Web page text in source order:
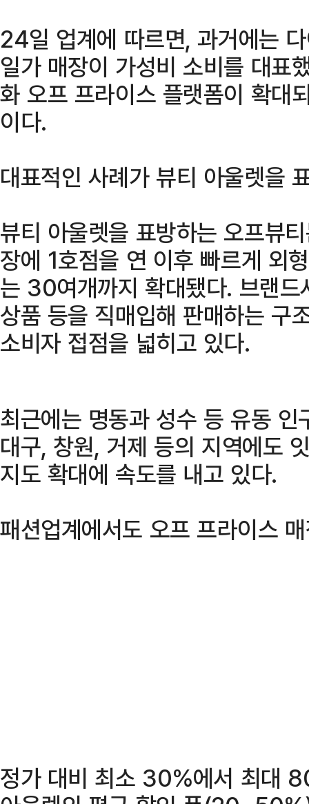
24일 업계에 따르면, 과거에는
일가 매장이 가성비 소비를 대표
화 오프 프라이스 플랫폼이 확대
이다.
대표적인 사례가 뷰티 아울렛을
뷰티 아울렛을 표방하는 오프뷰
장에 1호점을 연 이후 빠르게 외
는 30여개까지 확대됐다. 브랜
상품 등을 직매입해 판매하는 구
소비자 접점을 넓히고 있다.
최근에는 명동과 성수 등 유동
대구, 창원, 거제 등의 지역에도
지도 확대에 속도를 내고 있다.
패션업계에서도 오프 프라이스
정가 대비 최소 30%에서 최대